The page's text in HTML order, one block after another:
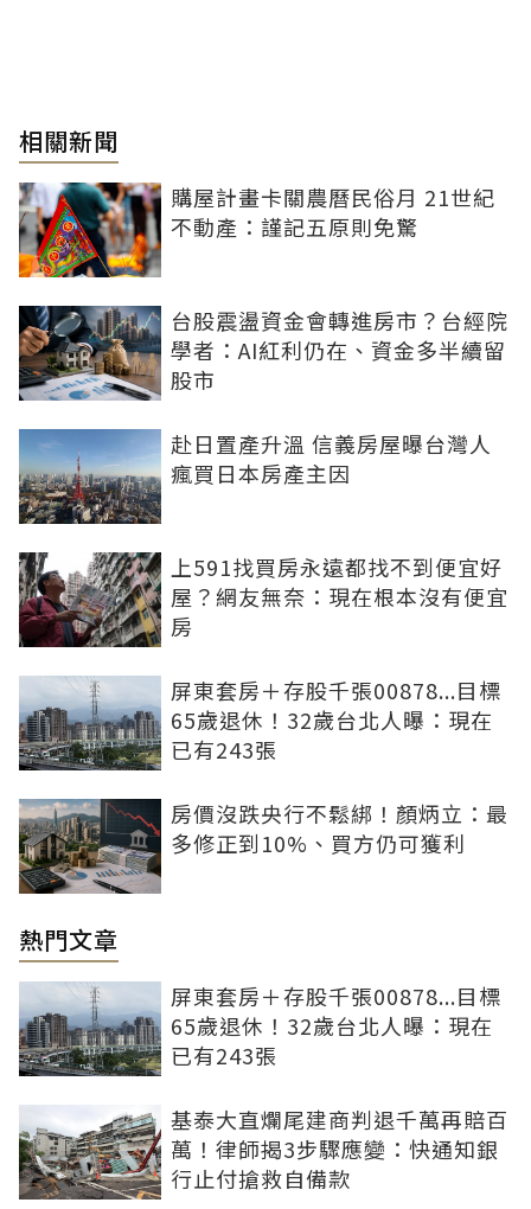
相關新聞
購屋計畫卡關農曆民俗月 21世紀
不動產：謹記五原則免驚
台股震盪資金會轉進房市？台經院
學者：AI紅利仍在、資金多半續留
股市
赴日置產升溫 信義房屋曝台灣人
瘋買日本房產主因
上591找買房永遠都找不到便宜好
屋？網友無奈：現在根本沒有便宜
房
屏東套房＋存股千張00878...目標
65歲退休！32歲台北人曝：現在
已有243張
房價沒跌央行不鬆綁！顏炳立：最
多修正到10%、買方仍可獲利
熱門文章
屏東套房＋存股千張00878...目標
65歲退休！32歲台北人曝：現在
已有243張
基泰大直爛尾建商判退千萬再賠百
萬！律師揭3步驟應變：快通知銀
行止付搶救自備款